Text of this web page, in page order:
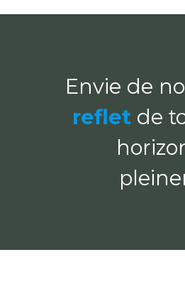
reflet de